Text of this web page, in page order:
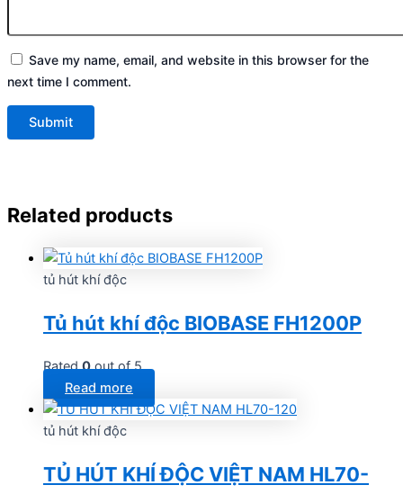
Save my name, email, and website in this browser for the
next time I comment.
Related products
tủ hút khí độc
Tủ hút khí độc BIOBASE FH1200P
Rated0out of 5
Read more
tủ hút khí độc
TỦ HÚT KHÍ ĐỘC VIỆT NAM HL70-